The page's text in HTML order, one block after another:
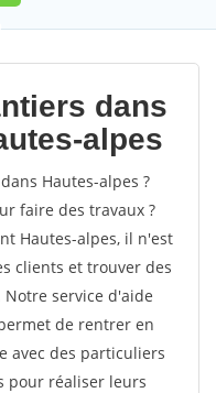
dans
alpes
Hautes-alpes ?
faire des travaux ?
Hautes-alpes, il n'est
clients et trouver des
service d'aide
de rentrer en
avec des particuliers
pour réaliser leurs